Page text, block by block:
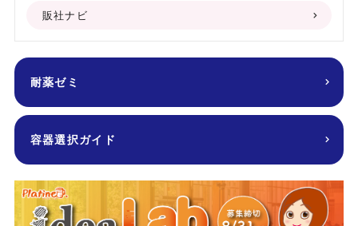
販社ナビ
耐薬ゼミ
容器選択ガイド